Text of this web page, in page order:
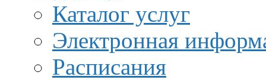
Каталог услуг
Электронная
Расписания